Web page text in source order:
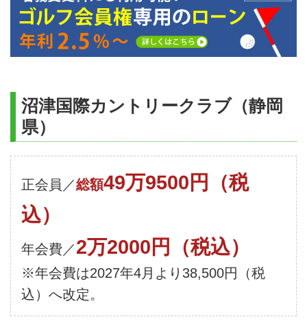
沼津国際カントリークラブ（静岡
県）
正会員／総額49万9500円（税
込）
年会費／2万2000円（税込）
※年会費は2027年4月より38,500円（税
込）へ改定。